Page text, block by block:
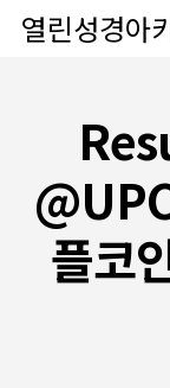
Skip열린성경아
플코